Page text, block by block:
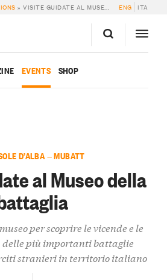
»VISITE GUIDATE AL MUSEO DELLA BATTAGLIA ENG ITA
EVENTS SHOP
D’ALBA — MUBATT
al Museo della
per scoprire le vicende e le
più importanti battaglie
stranieri in territorio italiano